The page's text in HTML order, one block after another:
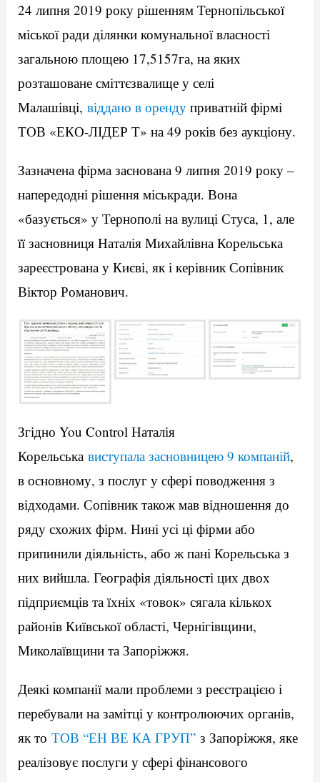
24 липня 2019 року рішенням Тернопільської
міської ради ділянки комунальної власності
загальною площею 17,5157га, на яких
розташоване сміттєзвалище у селі
Малашівці, віддано в оренду приватній фірмі
ТОВ «ЕКО-ЛІДЕР Т» на 49 років без аукціону.
Зазначена фірма заснована 9 липня 2019 року –
напередодні рішення міськради. Вона
«базується» у Тернополі на вулиці Стуса, 1, але
її засновниця Наталія Михайлівна Корельська
зареєстрована у Києві, як і керівник Сопівник
Віктор Романович.
Згідно You Control Наталія
Корельська виступала засновницею 9 компаній,
в основному, з послуг у сфері поводження з
відходами. Сопівник також мав відношення до
ряду схожих фірм. Нині усі ці фірми або
припинили діяльність, або ж пані Корельська з
них вийшла. Географія діяльності цих двох
підприємців та їхніх «товок» сягала кількох
районів Київської області, Чернігівщини,
Миколаївщини та Запоріжжя.
Деякі компанії мали проблеми з реєстрацією і
перебували на замітці у контролюючих органів,
як то ТОВ “ЕН ВЕ КА ГРУП” з Запоріжжя, яке
реалізовує послуги у сфері фінансового